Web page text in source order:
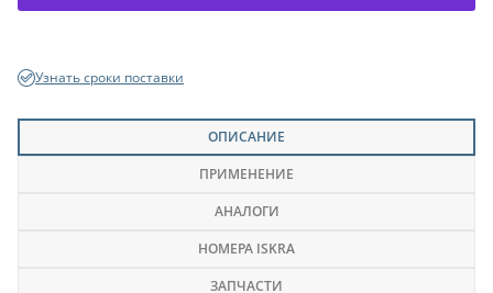
Узнать сроки поставки
ОПИСАНИЕ
ПРИМЕНЕНИЕ
АНАЛОГИ
НОМЕРА ISKRA
ЗАПЧАСТИ